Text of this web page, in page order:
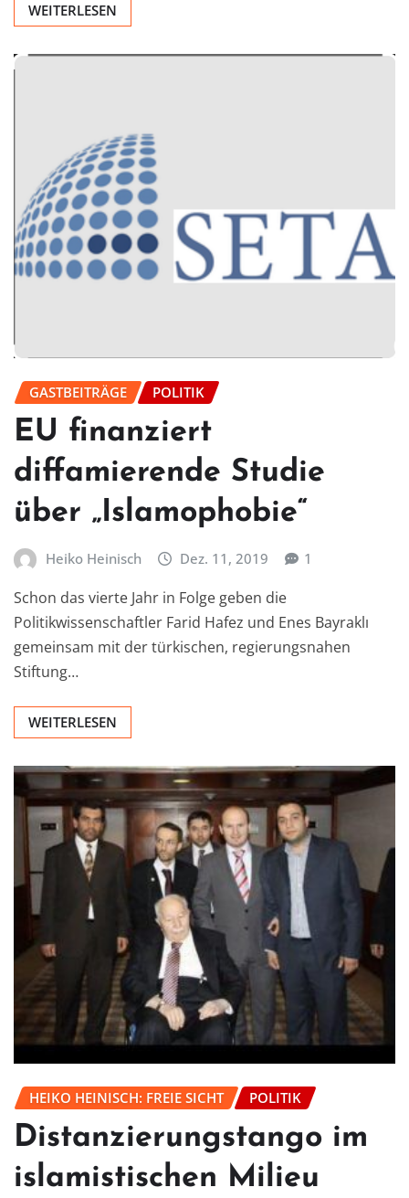
WEITERLESEN
GASTBEITRÄGE POLITIK
EU finanziert
diffamierende Studie
über „Islamophobie“
Heiko Heinisch Dez. 11, 2019 1
Schon das vierte Jahr in Folge geben die
Politikwissenschaftler Farid Hafez und Enes Bayraklı
gemeinsam mit der türkischen, regierungsnahen
Stiftung…
WEITERLESEN
HEIKO HEINISCH: FREIE SICHT POLITIK
Distanzierungstango im
islamistischen Milieu